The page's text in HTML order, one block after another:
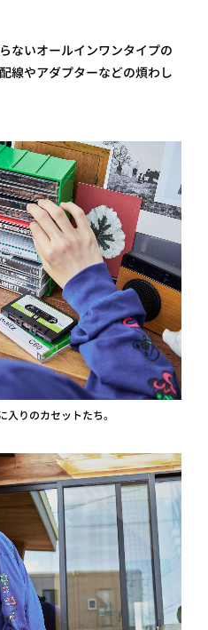
ないオールインワンタイプの
線やアダプターなどの煩わし
りのカセットたち。